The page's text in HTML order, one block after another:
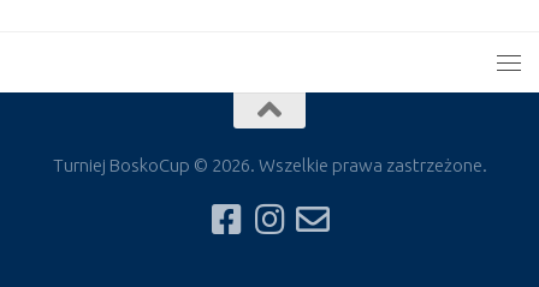
Turniej BoskoCup © 2026. Wszelkie prawa zastrzeżone.